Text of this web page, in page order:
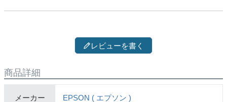
レビューを書く
商品詳細
メーカー EPSON ( エプソン )